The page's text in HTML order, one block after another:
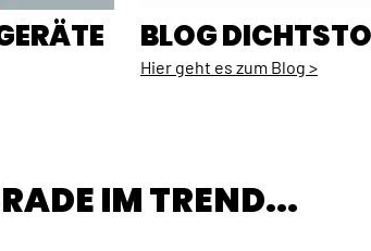
BLOG
Hier geht es zum Blog >
IM TREND...